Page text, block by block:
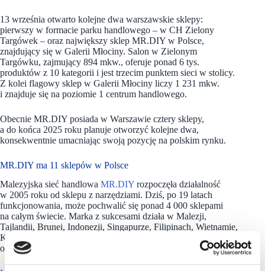
13 września otwarto kolejne dwa warszawskie sklepy:
pierwszy w formacie parku handlowego – w CH Zielony
Targówek – oraz największy sklep MR.DIY w Polsce,
znajdujący się w Galerii Młociny. Salon w Zielonym
Targówku, zajmujący 894 mkw., oferuje ponad 6 tys.
produktów z 10 kategorii i jest trzecim punktem sieci w stolicy.
Z kolei flagowy sklep w Galerii Młociny liczy 1 231 mkw.
i znajduje się na poziomie 1 centrum handlowego.
Obecnie MR.DIY posiada w Warszawie cztery sklepy,
a do końca 2025 roku planuje otworzyć kolejne dwa,
konsekwentnie umacniając swoją pozycję na polskim rynku.
MR.DIY ma 11 sklepów w Polsce
Malezyjska sieć handlowa MR.DIY rozpoczęła działalność
w 2005 roku od sklepu z narzędziami. Dziś, po 19 latach
funkcjonowania, może pochwalić się ponad 4 000 sklepami
na całym świecie. Marka z sukcesami działa w Malezji,
Tajlandii, Brunei, Indonezji, Singapurze, Filipinach, Wietnamie,
Kambodży, Indiach, Bangladeszu, a także w Turcji
oraz Hiszpanii.